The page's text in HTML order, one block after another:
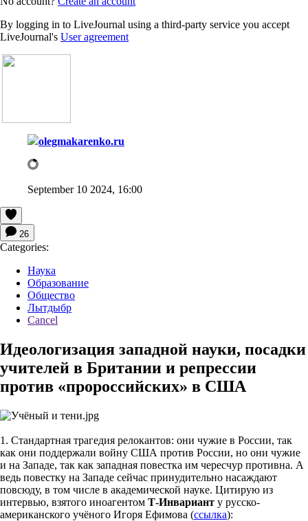
By logging in to LiveJournal using a third-party service you accept
LiveJournal's User agreement
olegmakarenko.ru
September 10 2024, 16:00
26
Categories:
Наука
Образование
Общество
Лытдыбр
Cancel
Идеологизация западной науки, посадки
учителей в Британии и репрессии
против «пророссийских» в США
1. Стандартная трагедия релокантов: они чужие в России, так
как они поддержали войну США против России, но они чужие
и на Западе, так как западная повестка им чересчур противна. А
ведь повестку на Западе сейчас принудительно насаждают
повсюду, в том числе в академической науке. Цитирую из
интервью, взятого иноагентом Т-Инвариант у русско-
американского учёного Игоря Ефимова (ссылка):